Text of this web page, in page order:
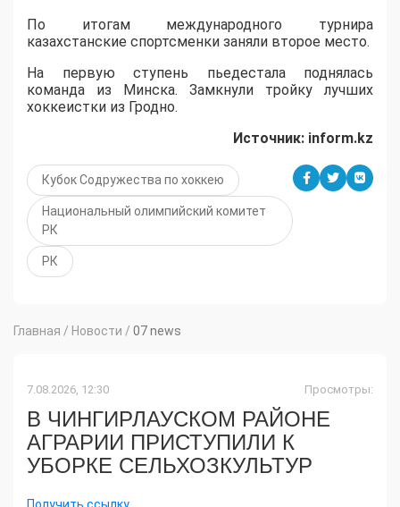
По итогам международного турнира
казахстанские спортсменки заняли второе место.
На первую ступень пьедестала поднялась
команда из Минска. Замкнули тройку лучших
хоккеистки из Гродно.
Источник: inform.kz
Кубок Содружества по хоккею
Национальный олимпийский комитет
РК
РК
Главная / Новости / 07 news
7.08.2026, 12:30 Просмотры:
В ЧИНГИРЛАУСКОМ РАЙОНЕ
АГРАРИИ ПРИСТУПИЛИ К
УБОРКЕ СЕЛЬХОЗКУЛЬТУР